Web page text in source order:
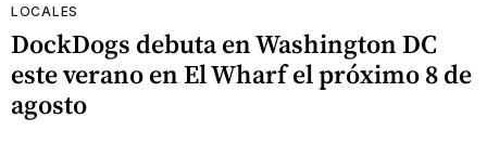
LOCALES
DockDogs debuta en Washington DC
este verano en El Wharf el próximo 8 de
agosto